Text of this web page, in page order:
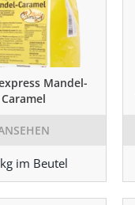
Mandel-
Caramel
im Beutel